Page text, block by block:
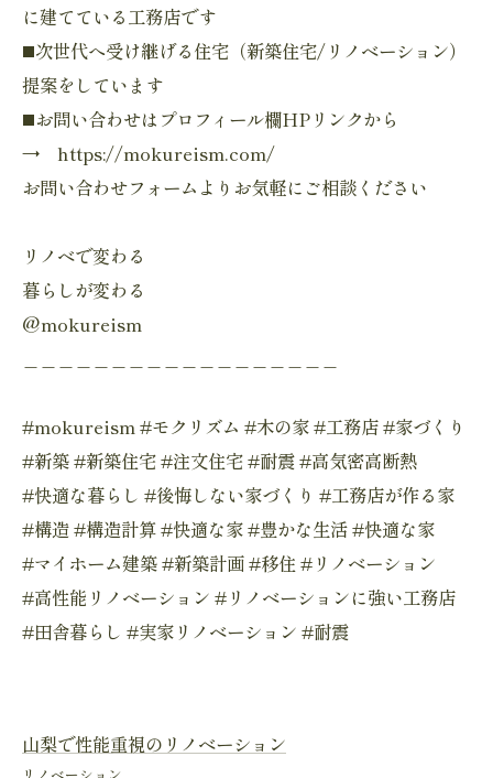
に建てている工務店です
◼️次世代へ受け継げる住宅（新築住宅/リノベーション）
提案をしています
◼️お問い合わせはプロフィール欄HPリンクから
→ https://mokureism.com/
お問い合わせフォームよりお気軽にご相談ください
リノベで変わる
暮らしが変わる
@mokureism
#mokureism #モクリズム #木の家 #工務店 #家づくり
#新築 #新築住宅 #注文住宅 #耐震 #高気密高断熱
#快適な暮らし #後悔しない家づくり #工務店が作る家
#構造 #構造計算 #快適な家 #豊かな生活 #快適な家
#マイホーム建築 #新築計画 #移住 #リノベーション
#高性能リノベーション #リノベーションに強い工務店
#田舎暮らし #実家リノベーション #耐震
山梨で性能重視のリノベーション